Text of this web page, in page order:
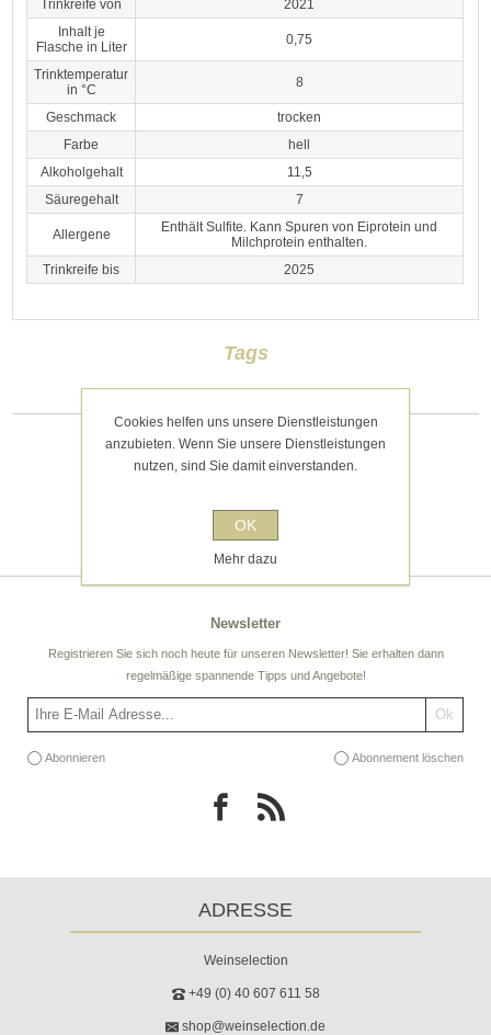
Trinkreife von
2021
Inhalt je
Flasche in Liter
0,75
Trinktemperatur
in °C
8
Geschmack
trocken
Farbe
hell
Alkoholgehalt
11,5
Säuregehalt
7
Allergene
Enthält Sulfite. Kann Spuren von Eiprotein und
Milchprotein enthalten.
Trinkreife bis
2025
Tags
Kategorien
Kürzlich angesehen
Newsletter
Registrieren Sie sich noch heute für unseren Newsletter! Sie erhalten dann
regelmäßige spannende Tipps und Angebote!
Abonnieren Abonnement löschen
ADRESSE
Weinselection
+49 (0) 40 607 611 58
shop@weinselection.de
Cookies helfen uns unsere Dienstleistungen
anzubieten. Wenn Sie unsere Dienstleistungen
nutzen, sind Sie damit einverstanden.
OK
Mehr dazu